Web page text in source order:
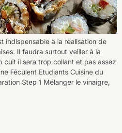
indispensable à la réalisation de
Il faudra surtout veiller à la
cuit il sera trop collant et pas assez
Féculent Etudiants Cuisine du
Step 1 Mélanger le vinaigre,